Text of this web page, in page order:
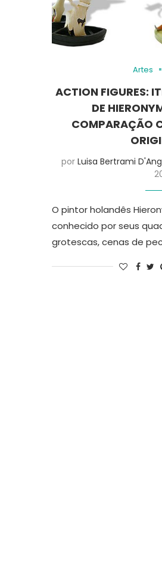
Artes
ACTION FIGURES:
DE
COMPARAÇÃO
porLuisa Bertrami
O pintor holandês
conhecido por seus
grotescas, cenas de